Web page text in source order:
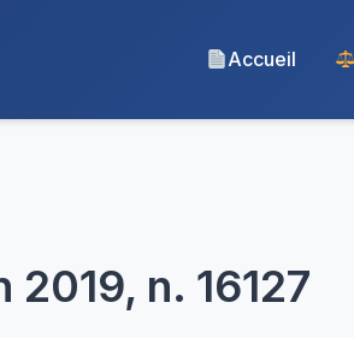
Accueil
n. 16127